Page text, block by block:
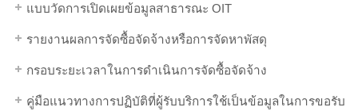
แบบวัดการเปิดเผยข้อมูลสาธารณะ OIT
รายงานผลการจัดซื้อจัดจ้างหรือการจัดหาพัสดุ
กรอบระยะเวลาในการดำเนินการจัดซื้อจัดจ้าง
คู่มือแนวทางการปฏิบัติที่ผู้รับบริการใช้เป็นข้อมูลในการขอรับ